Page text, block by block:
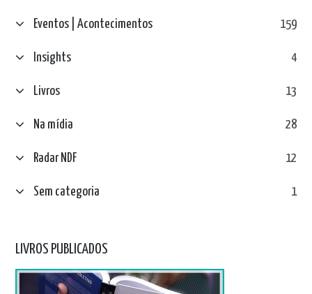
Eventos | Acontecimentos 159
Insights 4
Livros 13
Na mídia 28
Radar NDF 12
Sem categoria 1
LIVROS PUBLICADOS